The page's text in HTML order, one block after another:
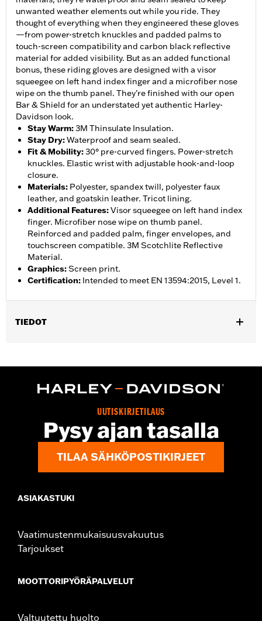
unwanted weather elements out while you ride. They
thought of everything when they engineered these gloves
—from power-stretch knuckles and padded palms to
touch-screen compatibility and carbon black reflective
material for added visibility. But as an added functional
bonus, these riding gloves are designed with a visor
squeegee on left hand index finger and a microfiber nose
wipe on the thumb panel. They’re finished with our open
Bar & Shield for an understated yet authentic Harley-
Davidson look.
Stay Warm:3M Thinsulate Insulation.
Stay Dry:Waterproof and seam sealed.
Fit & Mobility:30° pre-curved fingers. Power-stretch
knuckles. Elastic wrist with adjustable hook-and-loop
closure.
Materials: Polyester, spandex twill, polyester faux
leather, and goatskin leather. Tricot lining.
Additional Features:Visor squeegee on left hand index
finger. Microfiber nose wipe on thumb panel.
Reinforced and padded palm, finger envelopes, and
touchscreen compatible. 3M Scotchlite Reflective
Material.
Graphics:Screen print.
Certification: Intended to meet EN 13594:2015, Level 1.
TIEDOT
Functional Features:Insulated,Waterproof,Pre-Curved
Compatible,Reflective
WARRANTY:
2 year limited warranty – Go to
www.h-
d.com/warrantyfor full details
UUTISKIRJETILAUS
Pysy ajan tasalla
TILAA SÄHKÖPOSTIKIRJEET
ASIAKASTUKI
Vaatimustenmukaisuusvakuutus
Tarjoukset
MOOTTORIPYÖRÄPALVELUT
Valtuutettu huolto